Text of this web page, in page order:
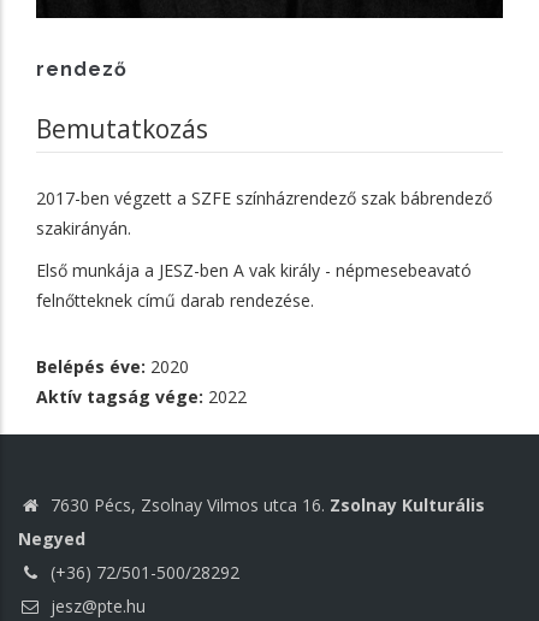
rendező
Bemutatkozás
2017-ben végzett a SZFE színházrendező szak bábrendező
szakirányán.
Első munkája a JESZ-ben A vak király - népmesebeavató
felnőtteknek című darab rendezése.
Belépés éve: 2020
Aktív tagság vége: 2022
7630 Pécs, Zsolnay Vilmos utca 16. Zsolnay Kulturális
Negyed
(+36) 72/501-500/28292
jesz@pte.hu